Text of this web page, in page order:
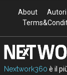
About Autori
Nextwork360 è il